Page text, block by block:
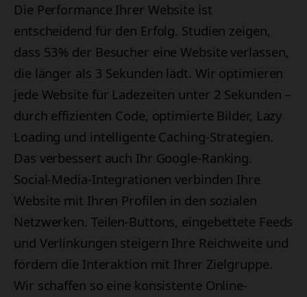
Die Performance Ihrer Website ist
entscheidend für den Erfolg. Studien zeigen,
dass 53% der Besucher eine Website verlassen,
die länger als 3 Sekunden lädt. Wir optimieren
jede Website für Ladezeiten unter 2 Sekunden –
durch effizienten Code, optimierte Bilder, Lazy
Loading und intelligente Caching-Strategien.
Das verbessert auch Ihr Google-Ranking.
Social-Media-Integrationen verbinden Ihre
Website mit Ihren Profilen in den sozialen
Netzwerken. Teilen-Buttons, eingebettete Feeds
und Verlinkungen steigern Ihre Reichweite und
fördern die Interaktion mit Ihrer Zielgruppe.
Wir schaffen so eine konsistente Online-